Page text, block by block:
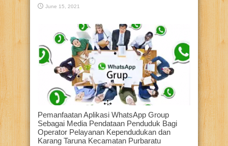
June 15, 2021
Pemanfaatan Aplikasi WhatsApp Group
Sebagai Media Pendataan Penduduk Bagi
Operator Pelayanan Kependudukan dan
Karang Taruna Kecamatan Purbaratu